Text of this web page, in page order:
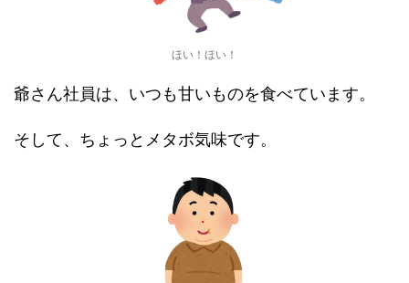
ほい！ほい！
爺さん社員は、いつも甘いものを食べています。
そして、ちょっとメタボ気味です。